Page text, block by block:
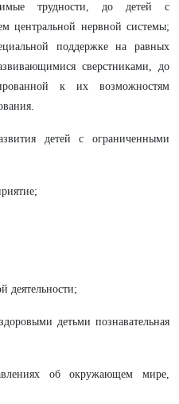
трудности, до детей с
центральной нервной системы;
поддержке на равных
сверстниками, до
к их возможностям
детей с ограниченными
деятельности;
детьми познавательная
об окружающем мире,